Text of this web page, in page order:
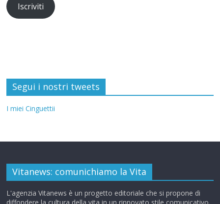
Iscriviti
Segui i nostri tweets
I miei Cinguettii
Vitanews: comunichiamo la Vita
L'agenzia Vitanews è un progetto editoriale che si propone di